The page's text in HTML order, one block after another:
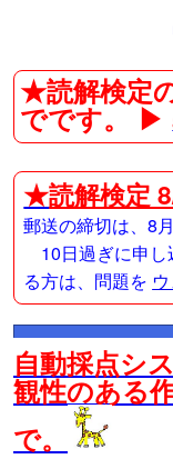
★読解検定
でです。 ▶
★読解検定
郵送の締切は、8
10日過ぎに申
る方は、問題を
自動採点シ
観性のある
で。